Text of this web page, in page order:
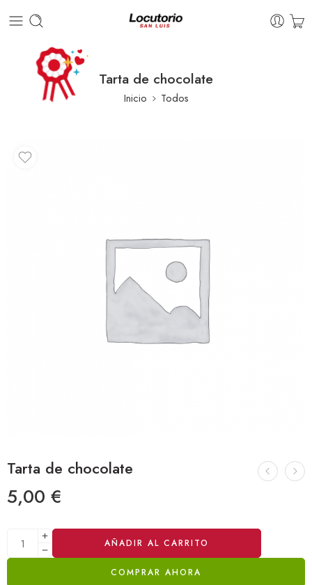
Tarta de chocolate
Inicio Todos
Tarta de chocolate
5,00 €
AÑADIR AL CARRITO
COMPRAR AHORA
Alternative: